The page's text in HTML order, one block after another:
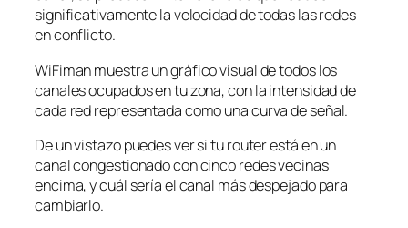
significativamente la velocidad de todas las redes
en conflicto.
WiFiman muestra un gráfico visual de todos los
canales ocupados en tu zona, con la intensidad de
cada red representada como una curva de señal.
De un vistazo puedes ver si tu router está en un
canal congestionado con cinco redes vecinas
encima, y cuál sería el canal más despejado para
cambiarlo.